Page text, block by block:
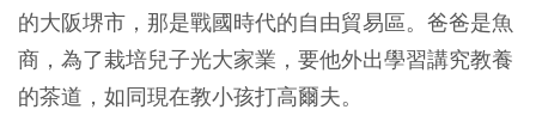
的大阪堺市，那是戰國時代的自由貿易區。爸爸是魚
商，為了栽培兒子光大家業，要他外出學習講究教養
的茶道，如同現在教小孩打高爾夫。